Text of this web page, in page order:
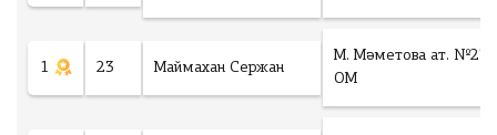
1 23 Маймахан Сержан
М. Мәметова ат. №27
ОМ